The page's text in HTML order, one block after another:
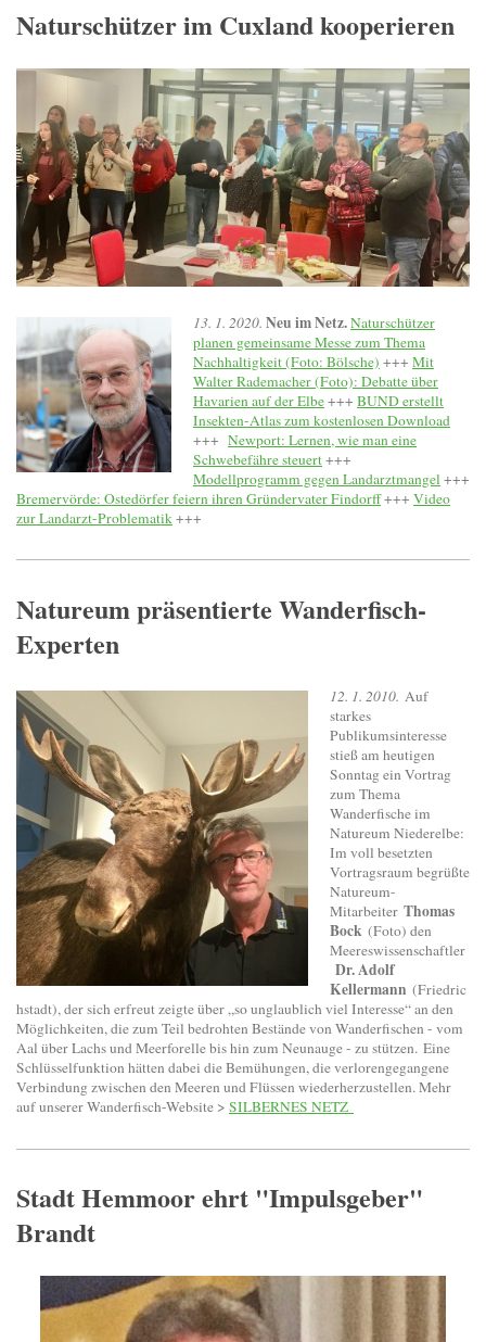
Naturschützer im Cuxland kooperieren
13. 1. 2020. Neu im Netz.Naturschützer
planen gemeinsame Messe zum Thema
Nachhaltigkeit (Foto: Bölsche) +++ Mit
Walter Rademacher (Foto): Debatte über
Havarien auf der Elbe+++ BUND erstellt
Insekten-Atlas zum kostenlosen Download
+++ Newport: Lernen, wie man eine
Schwebefähre steuert+++
Modellprogramm gegen Landarztmangel +++
Bremervörde: Ostedörfer feiern ihren Gründervater Findorff+++ Video
zur Landarzt-Problematik +++
Natureum präsentierte Wanderfisch-
Experten
12. 1. 2010. Auf
starkes
Publikumsinteresse
stieß am heutigen
Sonntag ein Vortrag
zum Thema
Wanderfische im
Natureum Niederelbe:
Im voll besetzten
Vortragsraum begrüßte
Natureum-
Mitarbeiter Thomas
Bock (Foto) den
Meereswissenschaftler
Dr. Adolf
Kellermann (Friedric
hstadt), der sich erfreut zeigte über „so unglaublich viel Interesse“ an den
Möglichkeiten, die zum Teil bedrohten Bestände von Wanderfischen - vom
Aal über Lachs und Meerforelle bis hin zum Neunauge - zu stützen. Eine
Schlüsselfunktion hätten dabei die Bemühungen, die verlorengegangene
Verbindung zwischen den Meeren und Flüssen wiederherzustellen. Mehr
auf unserer Wanderfisch-Website > SILBERNES NETZ
Stadt Hemmoor ehrt "Impulsgeber"
Brandt